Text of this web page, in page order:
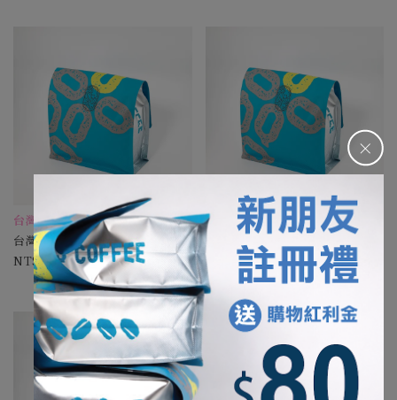
＋
台灣卓越盃 常勝軍莊園
台灣 卓武山農場 藝伎 厭氧水洗
715-2800
台灣卓越盃 常勝軍莊園
台灣 卓武山農場 藝伎 水下發酵水
洗
715-2800